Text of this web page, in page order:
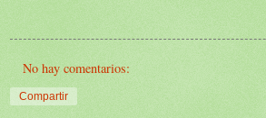
No hay comentarios:
Compartir